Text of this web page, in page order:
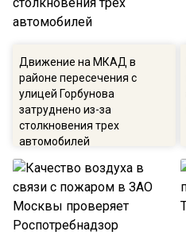
Движение на МКАД в
районе пересечения с
улицей Горбунова
затруднено из-за
столкновения трех
автомобилей